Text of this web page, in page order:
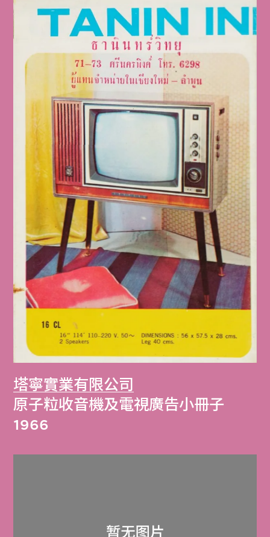
塔寧實業有限公司
原子粒收音機及電視廣告小冊子
1966